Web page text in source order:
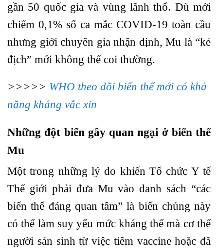
gần 50 quốc gia và vùng lãnh thổ. Dù mới
chiếm 0,1% số ca mắc COVID-19 toàn cầu
nhưng giới chuyên gia nhận định, Mu là “kẻ
địch” mới không thể coi thường.
>>>>> WHO theo dõi biến thể mới có khả
năng kháng vắc xin
Những đột biến gây quan ngại ở biến thể
Mu
Một trong những lý do khiến Tổ chức Y tế
Thế giới phải đưa Mu vào danh sách “các
biến thể đáng quan tâm” là biến chủng này
có thể làm suy yếu mức kháng thể mà cơ thể
người sản sinh từ việc tiêm vaccine hoặc đã